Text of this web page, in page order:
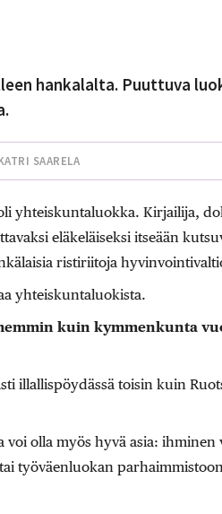
hankalalta. Puuttuva
SAARELA
yhteiskuntaluokka. Kirjailija,
eläkeläiseksi itseään
ristiriitoja
yhteiskuntaluokista.
kuin kymmenkunta
illallispöydässä toisin kuin
olla myös hyvä asia: ihminen
työväenluokan